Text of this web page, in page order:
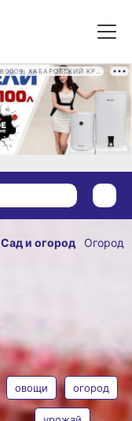
Сад и огород Огород
ТЕГИ
овощи огород